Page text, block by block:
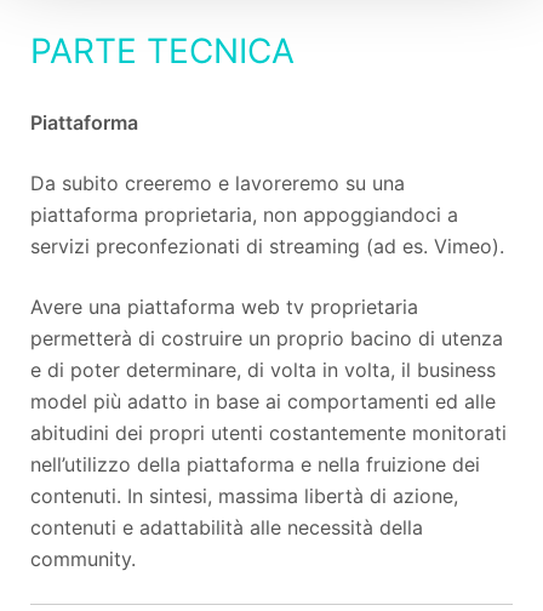
PARTE TECNICA
Piattaforma
Da subito creeremo e lavoreremo su una
piattaforma proprietaria, non appoggiandoci a
servizi preconfezionati di streaming (ad es. Vimeo).
Avere una piattaforma web tv proprietaria
permetterà di costruire un proprio bacino di utenza
e di poter determinare, di volta in volta, il business
model più adatto in base ai comportamenti ed alle
abitudini dei propri utenti costantemente monitorati
nell’utilizzo della piattaforma e nella fruizione dei
contenuti. In sintesi, massima libertà di azione,
contenuti e adattabilità alle necessità della
community.